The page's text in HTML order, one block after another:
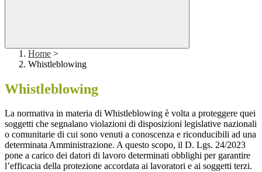
Home >
Whistleblowing
Whistleblowing
La normativa in materia di Whistleblowing è volta a proteggere quei
soggetti che segnalano violazioni di disposizioni legislative nazionali
o comunitarie di cui sono venuti a conoscenza e riconducibili ad una
determinata Amministrazione. A questo scopo, il D. Lgs. 24/2023
pone a carico dei datori di lavoro determinati obblighi per garantire
l’efficacia della protezione accordata ai lavoratori e ai soggetti terzi.